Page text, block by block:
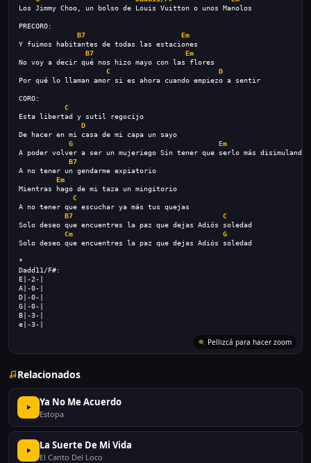
Los Jimmy Choo, un bolso de Louis Vuitton o unos Manolos
PRECORO:
B7
Em
Y fuimos habitantes de todas las estaciones
B7
Em
No voy a decir qué nos hizo mayo con las flores
C
D
Por qué lo llaman amor si es ahora cuando empiezo a sentir
CORO:
C
Esta libertad y sutil regocijo
D
De hacer en mi casa de mi capa un sayo
G
Em
A poder volver a ser un mujeriego Sin tener que serlo más disimulando
B7
A no tener un gendarme expiatorio
Em
Mientras hago de mi taza un mingitorio
C
A no tener que escuchar ya más tus quejas
B7
C
Solo deseo que encuentres la paz que dejas Adiós soledad
Cm
G
Solo deseo que encuentres la paz que dejas Adiós soledad
*
Dadd11/F#:
E|-2-|
A|-0-|
D|-0-|
G|-0-|
B|-3-|
e|-3-|
Relacionados
Ya No Me Acuerdo
Estopa
La Suerte De Mi Vida
El Canto Del Loco